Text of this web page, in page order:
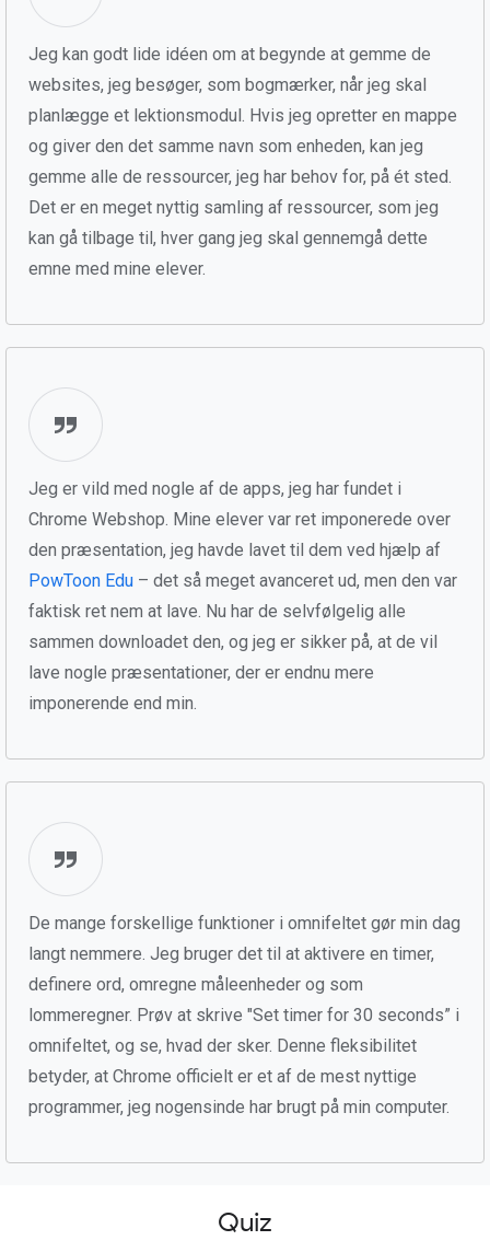
Jeg kan godt lide idéen om at begynde at gemme de
websites, jeg besøger, som bogmærker, når jeg skal
planlægge et lektionsmodul. Hvis jeg opretter en mappe
og giver den det samme navn som enheden, kan jeg
gemme alle de ressourcer, jeg har behov for, på ét sted.
Det er en meget nyttig samling af ressourcer, som jeg
kan gå tilbage til, hver gang jeg skal gennemgå dette
emne med mine elever.
Jeg er vild med nogle af de apps, jeg har fundet i
Chrome Webshop. Mine elever var ret imponerede over
den præsentation, jeg havde lavet til dem ved hjælp af
PowToon Edu – det så meget avanceret ud, men den var
faktisk ret nem at lave. Nu har de selvfølgelig alle
sammen downloadet den, og jeg er sikker på, at de vil
lave nogle præsentationer, der er endnu mere
imponerende end min.
De mange forskellige funktioner i omnifeltet gør min dag
langt nemmere. Jeg bruger det til at aktivere en timer,
definere ord, omregne måleenheder og som
lommeregner. Prøv at skrive "Set timer for 30 seconds” i
omnifeltet, og se, hvad der sker. Denne fleksibilitet
betyder, at Chrome officielt er et af de mest nyttige
programmer, jeg nogensinde har brugt på min computer.
Quiz